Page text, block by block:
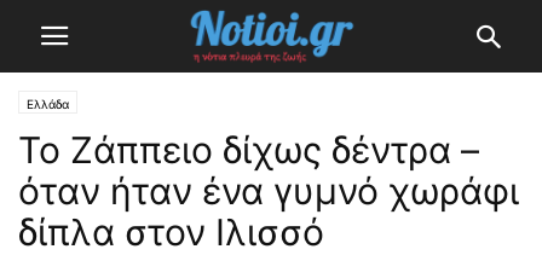
Ελλάδα
To Zάππειο δίχως δέντρα –
όταν ήταν ένα γυμνό χωράφι
δίπλα στον Ιλισσό